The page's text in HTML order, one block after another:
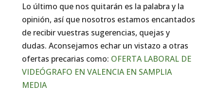
Lo último que nos quitarán es la palabra y la
opinión, así que nosotros estamos encantados
de recibir vuestras sugerencias, quejas y
dudas. Aconsejamos echar un vistazo a otras
ofertas precarias como: OFERTA LABORAL DE
VIDEÓGRAFO EN VALENCIA EN SAMPLIA
MEDIA